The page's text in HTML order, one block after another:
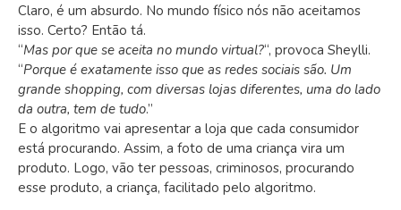
Claro, é um absurdo. No mundo físico nós não aceitamos
isso. Certo? Então tá.
“Mas por que se aceita no mundo virtual?“, provoca Sheylli.
“Porque é exatamente isso que as redes sociais são. Um
grande shopping, com diversas lojas diferentes, uma do lado
da outra, tem de tudo.”
E o algoritmo vai apresentar a loja que cada consumidor
está procurando. Assim, a foto de uma criança vira um
produto. Logo, vão ter pessoas, criminosos, procurando
esse produto, a criança, facilitado pelo algoritmo.